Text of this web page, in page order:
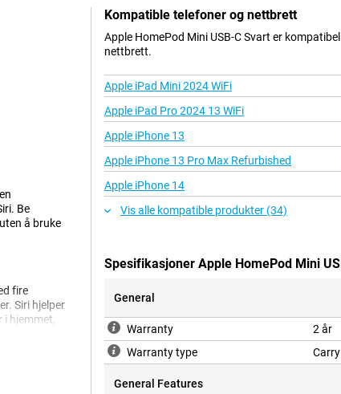
Be
å bruke
fire
Siri hjelper
hjemmet,
Kompatible telefoner og nettbrett
Apple HomePod Mini USB-C Svart er
nettbrett.
Apple iPad Mini 2024 WiFi
Apple iPad Pro 2024 13 WiFi
Apple iPhone 13
Apple iPhone 13 Pro Max Refurbished
Apple iPhone 14
Vis alle kompatible produkter (34)
Spesifikasjoner Apple HomePod Mini
General
Warranty
2 år
Warranty type
General Features